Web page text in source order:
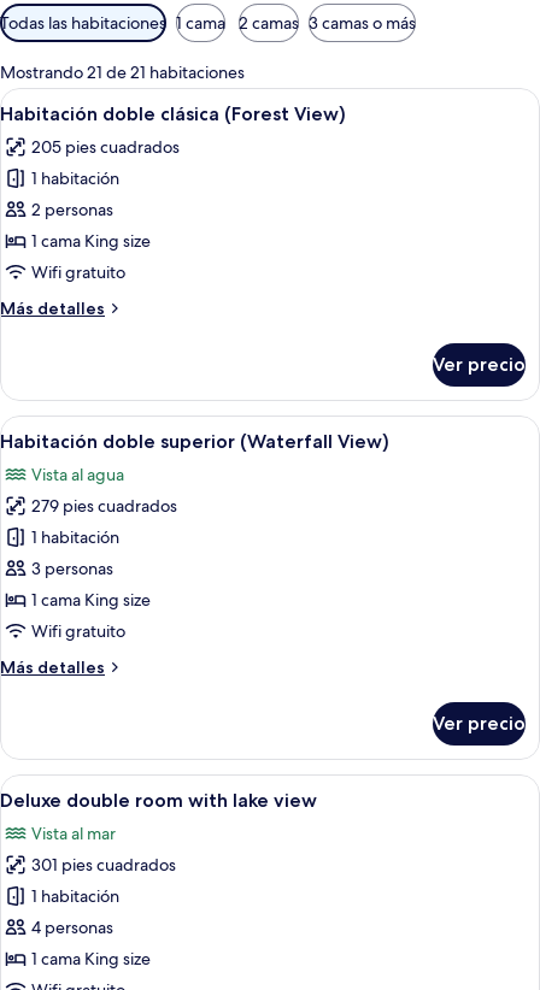
Filtros
disponibles
para
las
habitaciones
Todas las habitaciones 1 cama 2 camas 3 camas o más
Mostrando 21 de 21 habitaciones
Abrir
todas
las
fotos
de
Habitación
doble
(Forest
Habitación de hotel con cama,
4
Habitación doble clásica (Forest View)
205 pies cuadrados
1 habitación
2 personas
1 cama King size
Wifi gratuito
Más detalles
Más
doble
clásica
(Forest
Ver precio
Abrir
todas
las
fotos
de
Habitación
doble
superior
(Waterfall
View)
Habitación de hotel con una cama
5
Habitación doble superior (Waterfall View)
Vista al agua
279 pies cuadrados
1 habitación
3 personas
1 cama King size
Wifi gratuito
Más detalles
Más
doble
superior
(Waterfall
Ver precio
Abrir
todas
las
fotos
de
Deluxe
double
room
Una habitación con una cama, dos
7
Deluxe double room with lake view
Vista al mar
301 pies cuadrados
1 habitación
4 personas
1 cama King size